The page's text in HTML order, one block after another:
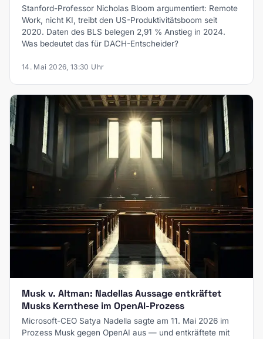
Stanford-Professor Nicholas Bloom argumentiert: Remote
Work, nicht KI, treibt den US-Produktivitätsboom seit
2020. Daten des BLS belegen 2,91 % Anstieg in 2024.
Was bedeutet das für DACH-Entscheider?
14. Mai 2026, 13:30 Uhr
Musk v. Altman: Nadellas Aussage entkräftet
Musks Kernthese im OpenAI-Prozess
Microsoft-CEO Satya Nadella sagte am 11. Mai 2026 im
Prozess Musk gegen OpenAI aus — und entkräftete mit